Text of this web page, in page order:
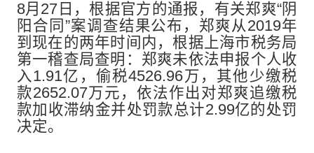
8月27日，根据官方的通报，有关郑爽“阴
阳合同”案调查结果公布，郑爽从2019年
到现在的两年时间内，根据上海市税务局
第一稽查局查明：郑爽未依法申报个人收
入1.91亿，偷税4526.96万，其他少缴税
款2652.07万元，依法作出对郑爽追缴税
款加收滞纳金并处罚款总计2.99亿的处罚
决定。